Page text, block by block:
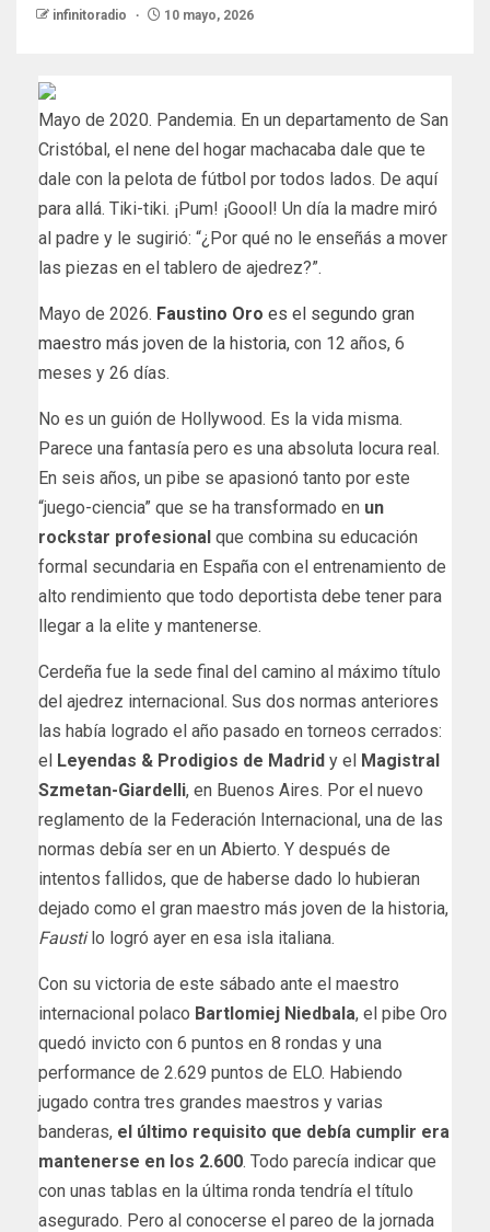
infinitoradio 10 mayo, 2026
Mayo de 2020. Pandemia. En un departamento de San
Cristóbal, el nene del hogar machacaba dale que te
dale con la pelota de fútbol por todos lados. De aquí
para allá. Tiki-tiki. ¡Pum! ¡Goool! Un día la madre miró
al padre y le sugirió: “¿Por qué no le enseñás a mover
las piezas en el tablero de ajedrez?”.
Mayo de 2026. Faustino Oro es el segundo gran
maestro más joven de la historia, con 12 años, 6
meses y 26 días.
No es un guión de Hollywood. Es la vida misma.
Parece una fantasía pero es una absoluta locura real.
En seis años, un pibe se apasionó tanto por este
“juego-ciencia” que se ha transformado en un
rockstar profesional que combina su educación
formal secundaria en España con el entrenamiento de
alto rendimiento que todo deportista debe tener para
llegar a la elite y mantenerse.
Cerdeña fue la sede final del camino al máximo título
del ajedrez internacional. Sus dos normas anteriores
las había logrado el año pasado en torneos cerrados:
el Leyendas & Prodigios de Madrid y el Magistral
Szmetan-Giardelli, en Buenos Aires. Por el nuevo
reglamento de la Federación Internacional, una de las
normas debía ser en un Abierto. Y después de
intentos fallidos, que de haberse dado lo hubieran
dejado como el gran maestro más joven de la historia,
Faustilo logró ayer en esa isla italiana.
Con su victoria de este sábado ante el maestro
internacional polaco Bartlomiej Niedbala, el pibe Oro
quedó invicto con 6 puntos en 8 rondas y una
performance de 2.629 puntos de ELO. Habiendo
jugado contra tres grandes maestros y varias
banderas, el último requisito que debía cumplir era
mantenerse en los 2.600. Todo parecía indicar que
con unas tablas en la última ronda tendría el título
asegurado. Pero al conocerse el pareo de la jornada